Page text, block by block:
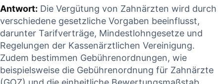
Antwort: Die​ Vergütung von Zahnärzten wird durch
‌verschiedene⁤ gesetzliche Vorgaben beeinflusst,
darunter ‌Tarifverträge, Mindestlohngesetze und
Regelungen der Kassenärztlichen Vereinigung.⁤
Zudem bestimmen Gebührenordnungen, wie
beispielsweise die Gebührenordnung ‍für Zahnärzte